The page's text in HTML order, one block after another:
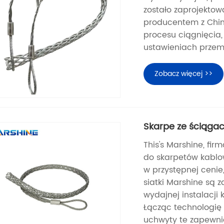
zostało
producentem z
procesu
ustawieniach
Zobacz więcej >>
Skarpe ze
This's Marshine,
do skarpetów
w przystępnej
siatki Marshine są
wydajnej instalacji
Łącząc technologię
uchwyty te